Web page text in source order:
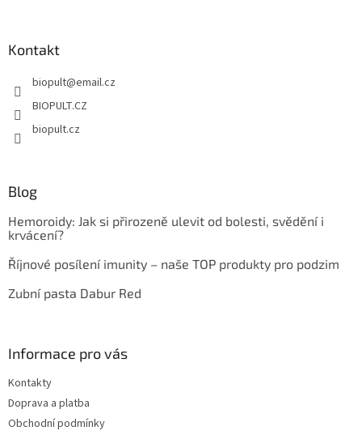
Kontakt
biopult@email.cz
BIOPULT.CZ
biopult.cz
Blog
Hemoroidy: Jak si přirozeně ulevit od bolesti, svědění i
krvácení?
Říjnové posílení imunity – naše TOP produkty pro podzim
Zubní pasta Dabur Red
Informace pro vás
Kontakty
Doprava a platba
Obchodní podmínky